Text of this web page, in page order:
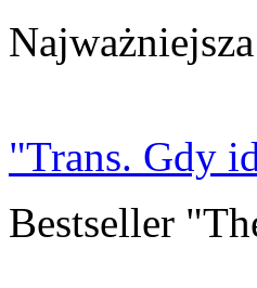
"Trans. Gdy
Bestseller